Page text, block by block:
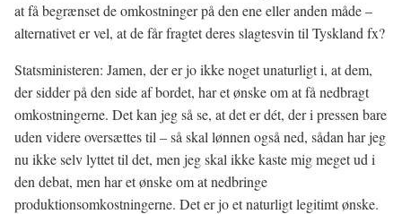
at få begrænset de omkostninger på den ene eller anden måde –
alternativet er vel, at de får fragtet deres slagtesvin til Tyskland fx?
Statsministeren: Jamen, der er jo ikke noget unaturligt i, at dem,
der sidder på den side af bordet, har et ønske om at få nedbragt
omkostningerne. Det kan jeg så se, at det er dét, der i pressen bare
uden videre oversættes til – så skal lønnen også ned, sådan har jeg
nu ikke selv lyttet til det, men jeg skal ikke kaste mig meget ud i
den debat, men har et ønske om at nedbringe
produktionsomkostningerne. Det er jo et naturligt legitimt ønske.